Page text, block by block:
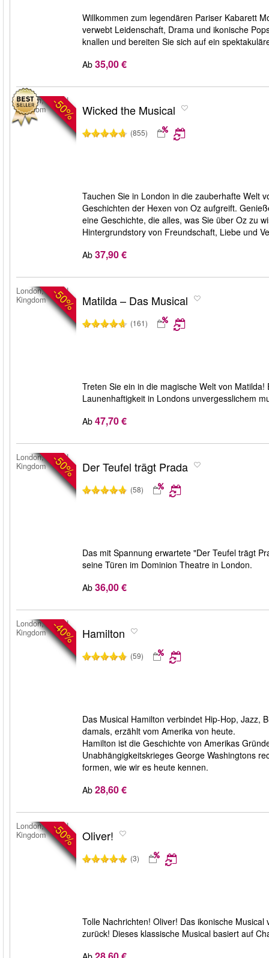
Willkommen zum legendären Pariser Kabarett
verwebt Leidenschaft, Drama und ikonische
knallen und bereiten Sie sich auf ein
Ab 35,00 €
-50%
London, United
Kingdom
Wicked the Musical
(855)
Tauchen Sie in London in die zauberhafte Welt
Geschichten der Hexen von Oz aufgreift.
eine Geschichte, die alles, was Sie über Oz zu
Hintergrundstory von Freundschaft, Liebe und
Ab 37,90 €
-50%
London, United
Kingdom
Matilda – Das Musical
(161)
Treten Sie ein in die magische Welt von
Launenhaftigkeit in Londons unvergesslichem
Ab 47,70 €
-50%
London, United
Kingdom
Der Teufel trägt Prada
(58)
Das mit Spannung erwartete "Der Teufel trägt
seine Türen im Dominion Theatre in London.
Ab 36,00 €
-40%
London, United
Kingdom
Hamilton
(59)
Das Musical Hamilton verbindet Hip-Hop, Jazz,
damals, erzählt vom Amerika von heute.
Hamilton ist die Geschichte von Amerikas
Unabhängigkeitskrieges George Washingtons
formen, wie wir es heute kennen.
Ab 28,60 €
-50%
London, United
Kingdom
Oliver!
(3)
Tolle Nachrichten! Oliver! Das ikonische
zurück! Dieses klassische Musical basiert auf